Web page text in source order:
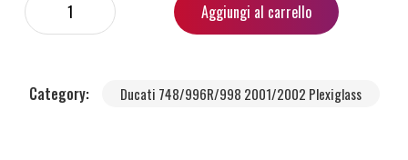
Aggiungi al carrello
Category: Ducati 748/996R/998 2001/2002 Plexiglass